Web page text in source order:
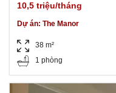
10,5 triệu/tháng
Dự án: The Manor
38 m²
1 phòng